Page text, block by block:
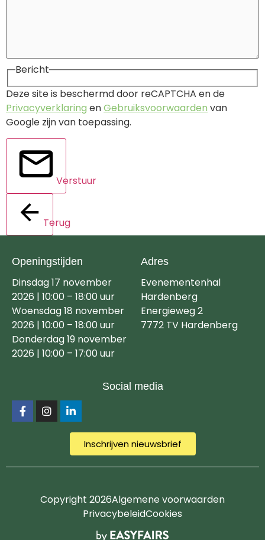
Bericht
Deze site is beschermd door reCAPTCHA en de
Privacyverklaring enGebruiksvoorwaarden van
Google zijn van toepassing.
Verstuur
Terug
Openingstijden
Dinsdag 17 november
2026 | 10:00 – 18:00 uur
Woensdag 18 november
2026 | 10:00 – 18:00 uur
Donderdag 19 november
2026 | 10:00 – 17:00 uur
Adres
Evenementenhal
Hardenberg
Energieweg 2
7772 TV Hardenberg
Social media
Inschrijven nieuwsbrief
Copyright 2026Algemene voorwaarden
PrivacybeleidCookies